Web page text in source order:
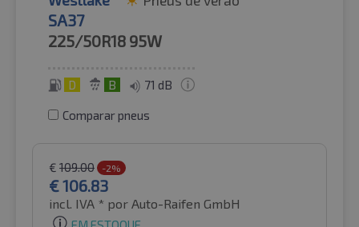
SA37
225/50R18 95W
D B 71 dB
Comparar pneus
€ 109.00 -2%
€106.83
incl. IVA * por Auto-Raifen GmbH